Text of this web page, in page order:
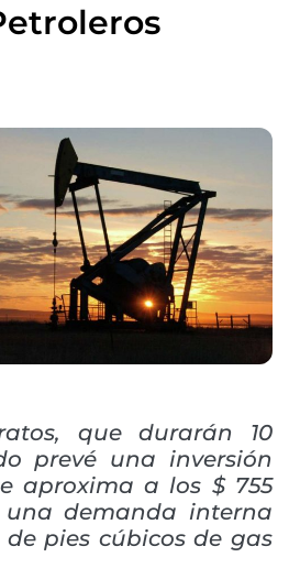
que durarán 10
prevé una inversión
aproxima a los $ 755
una demanda interna
de pies cúbicos de gas